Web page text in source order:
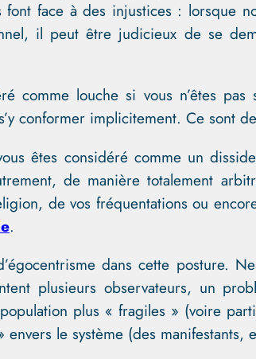
font face à des injustices : lorsque
il peut être judicieux de se
comme louche si vous n’êtes
conformer implicitement. Ce sont
êtes considéré comme un
de manière totalement
de vos fréquentations ou
.
dans cette posture.
plusieurs observateurs, un
plus « fragiles » (voire
le système (des manifestants,